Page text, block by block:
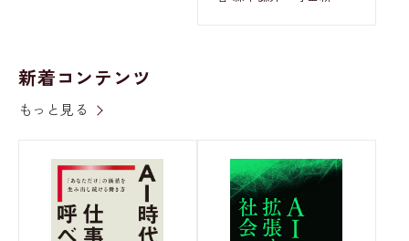
新着コンテンツ
もっと見る